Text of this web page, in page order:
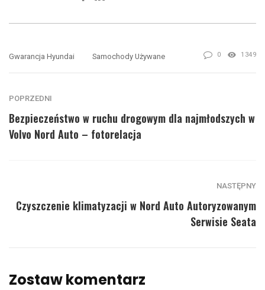
Gwarancja Hyundai Samochody Używane 0 1349
POPRZEDNI
Bezpieczeństwo w ruchu drogowym dla najmłodszych w
Volvo Nord Auto – fotorelacja
NASTĘPNY
Czyszczenie klimatyzacji w Nord Auto Autoryzowanym
Serwisie Seata
Zostaw komentarz